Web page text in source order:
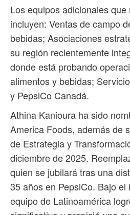
Los equipos adicionales
incluyen: Ventas de campo
bebidas; Asociaciones
su región recientemente
donde está probando
alimentos y bebidas;
y PepsiCo Canadá.
Athina Kanioura ha sido
America Foods, además de
de Estrategia y
diciembre de 2025.
quien se jubilará tras una
35 años en PepsiCo. Bajo el
equipo de Latinoamérica